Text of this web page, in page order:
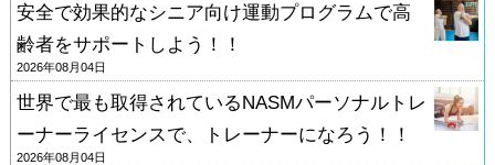
安全で効果的なシニア向け運動プログラムで高
齢者をサポートしよう！！
2026年08月04日
世界で最も取得されているNASMパーソナルトレ
ーナーライセンスで、トレーナーになろう！！
2026年08月04日